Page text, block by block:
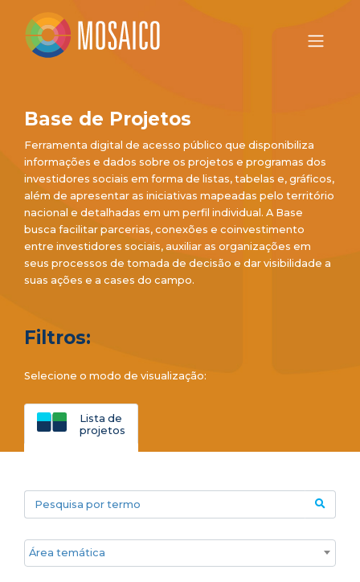
Base de Projetos
Ferramenta digital de acesso público que disponibiliza
informações e dados sobre os projetos e programas dos
investidores sociais em forma de listas, tabelas e, gráficos,
além de apresentar as iniciativas mapeadas pelo território
nacional e detalhadas em um perfil individual. A Base
busca facilitar parcerias, conexões e coinvestimento
entre investidores sociais, auxiliar as organizações em
seus processos de tomada de decisão e dar visibilidade a
suas ações e a cases do campo.
Filtros:
Selecione o modo de visualização:
Lista de
projetos
Pesquisa por termo
Áreas temáticas